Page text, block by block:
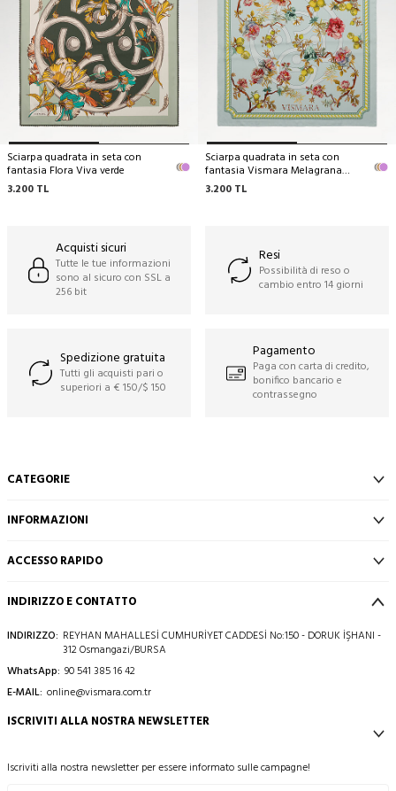
Sciarpa quadrata in seta con
fantasia Flora Viva verde
3.200 TL
Sciarpa quadrata in seta con
fantasia Vismara Melagrana
menta
3.200 TL
Acquisti sicuri
Tutte le tue informazioni
sono al sicuro con SSL a
256 bit
Resi
Possibilità di reso o
cambio entro 14 giorni
Spedizione gratuita
Tutti gli acquisti pari o
superiori a € 150/$ 150
Pagamento
Paga con carta di credito,
bonifico bancario e
contrassegno
CATEGORIE
INFORMAZIONI
ACCESSO RAPIDO
INDIRIZZO E CONTATTO
INDIRIZZO: REYHAN MAHALLESİ CUMHURİYET CADDESİ No:150 - DORUK İŞHANI -
312 Osmangazi/BURSA
WhatsApp: 90 541 385 16 42
E-MAIL: online@vismara.com.tr
ISCRIVITI ALLA NOSTRA NEWSLETTER
Iscriviti alla nostra newsletter per essere informato sulle campagne!